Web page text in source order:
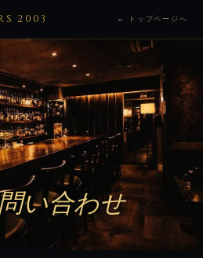
2003 ← トップページへ
い合わせ